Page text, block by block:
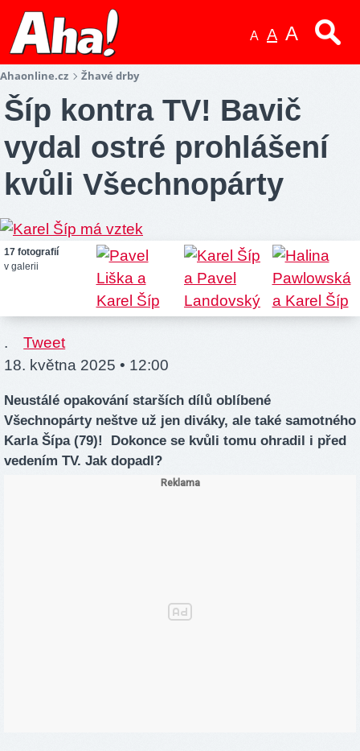
A A A
Ahaonline.cz Žhavé drby
Šíp kontra TV! Bavič
vydal ostré prohlášení
kvůli Všechnopárty
17 fotografií
v galerii
.
Tweet
18. května 2025 • 12:00
Neustálé opakování starších dílů oblíbené
Všechnopárty neštve už jen diváky, ale také samotného
Karla Šípa (79)! Dokonce se kvůli tomu ohradil i před
vedením TV. Jak dopadl?